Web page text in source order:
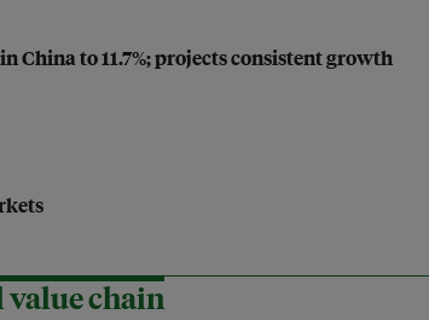
China to 11.7%; projects consistent growth
chain